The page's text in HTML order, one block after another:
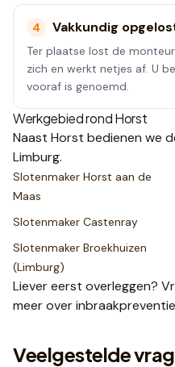
4 Vakkundig
Ter plaatse lost de
zich en werkt netjes af. U
vooraf is genoemd.
Werkgebied rondHorst
Naast Horst bedienen we
Limburg.
Slotenmaker Horst aan de
Maas
Slotenmaker Castenray
Slotenmaker Broekhuizen
(Limburg)
Liever eerst overleggen?
meer overinbraakpreventie
Veelgestelde